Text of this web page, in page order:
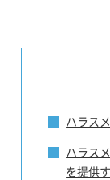
ハラス
ハラス
を提供